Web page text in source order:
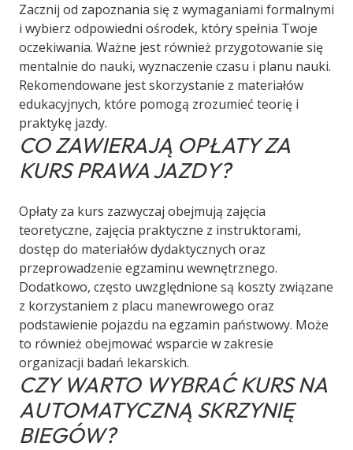
Zacznij od zapoznania się z wymaganiami formalnymi
i wybierz odpowiedni ośrodek, który spełnia Twoje
oczekiwania. Ważne jest również przygotowanie się
mentalnie do nauki, wyznaczenie czasu i planu nauki.
Rekomendowane jest skorzystanie z materiałów
edukacyjnych, które pomogą zrozumieć teorię i
praktykę jazdy.
CO ZAWIERAJĄ OPŁATY ZA
KURS PRAWA JAZDY?
Opłaty za kurs zazwyczaj obejmują zajęcia
teoretyczne, zajęcia praktyczne z instruktorami,
dostęp do materiałów dydaktycznych oraz
przeprowadzenie egzaminu wewnętrznego.
Dodatkowo, często uwzględnione są koszty związane
z korzystaniem z placu manewrowego oraz
podstawienie pojazdu na egzamin państwowy. Może
to również obejmować wsparcie w zakresie
organizacji badań lekarskich.
CZY WARTO WYBRAĆ KURS NA
AUTOMATYCZNĄ SKRZYNIĘ
BIEGÓW?